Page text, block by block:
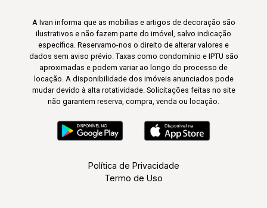
A Ivan informa que as mobílias e artigos de decoração são
ilustrativos e não fazem parte do imóvel, salvo indicação
específica. Reservamo-nos o direito de alterar valores e
dados sem aviso prévio. Taxas como condomínio e IPTU são
aproximadas e podem variar ao longo do processo de
locação. A disponibilidade dos imóveis anunciados pode
mudar devido à alta rotatividade. Solicitações feitas no site
não garantem reserva, compra, venda ou locação.
Política de Privacidade
Termo de Uso